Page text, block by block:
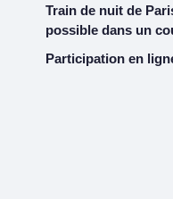
Train de nuit de
possible dans un
Participation en